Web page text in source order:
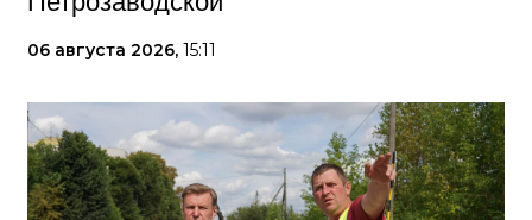
06 августа 2026, 15:11